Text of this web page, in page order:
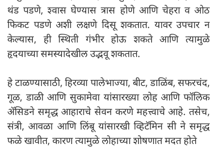
थंड पडणे, श्वास घेण्यास त्रास होणे आणि चेहरा व ओठ
फिकट पडणे अशी लक्षणे दिसू शकतात. यावर उपचार न
केल्यास, ही स्थिती गंभीर होऊ शकते आणि त्यामुळे
हृदयाच्या समस्यादेखील उद्भवू शकतात.
हे टाळण्यासाठी, हिरव्या पालेभाज्या, बीट, डाळिंब, सफरचंद,
गूळ, डाळी आणि सुकामेवा यांसारख्या लोह आणि फॉलिक
ॲसिडने समृद्ध आहाराचे सेवन करणे महत्त्वाचे आहे. तसेच,
संत्री, आवळा आणि लिंबू यांसारखी व्हिटॅमिन सी ने समृद्ध
फळे खावीत, कारण त्यामुळे लोहाच्या शोषणात मदत होते